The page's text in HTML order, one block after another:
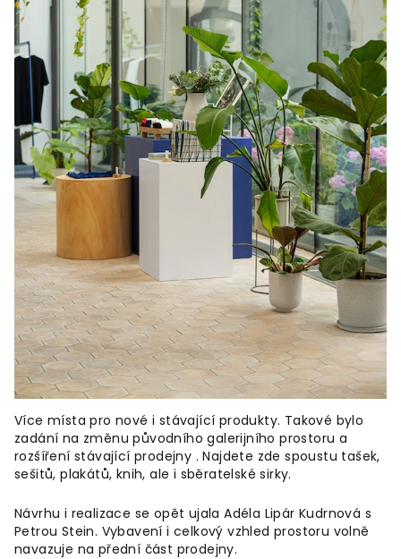
Více místa pro nové i stávající produkty. Takové bylo
zadání na změnu původního galerijního prostoru a
rozšíření stávající prodejny . Najdete zde spoustu tašek,
sešitů, plakátů, knih, ale i sběratelské sirky.
Návrhu i realizace se opět ujala Adéla Lipár Kudrnová s
Petrou Stein. Vybavení i celkový vzhled prostoru volně
navazuje na přední část prodejny.